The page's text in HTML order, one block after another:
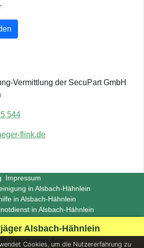
Alsbach-Hähnlein
Jetzt anrufen
Vermittlung der SecuPart GmbH
544
flink.de
Impressum
in Alsbach-Hähnlein
in Alsbach-Hähnlein
in Alsbach-Hähnlein
(Last update 2026-06-29)
Cookies, um die Nutzererfahrung zu